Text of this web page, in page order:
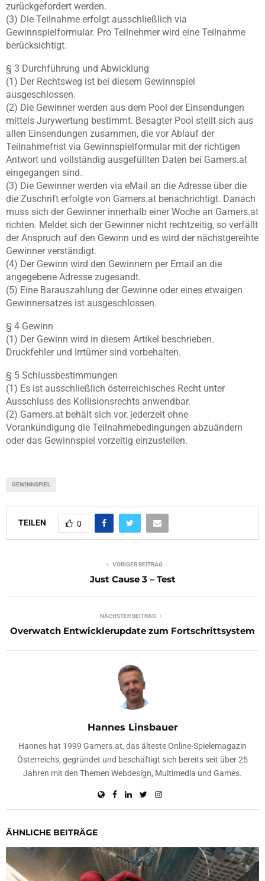
zurückgefordert werden.
(3) Die Teilnahme erfolgt ausschließlich via
Gewinnspielformular. Pro Teilnehmer wird eine Teilnahme
berücksichtigt.
§ 3 Durchführung und Abwicklung
(1) Der Rechtsweg ist bei diesem Gewinnspiel
ausgeschlossen.
(2) Die Gewinner werden aus dem Pool der Einsendungen
mittels Jurywertung bestimmt. Besagter Pool stellt sich aus
allen Einsendungen zusammen, die vor Ablauf der
Teilnahmefrist via Gewinnspielformular mit der richtigen
Antwort und vollständig ausgefüllten Daten bei Gamers.at
eingegangen sind.
(3) Die Gewinner werden via eMail an die Adresse über die
die Zuschrift erfolgte von Gamers.at benachrichtigt. Danach
muss sich der Gewinner innerhalb einer Woche an Gamers.at
richten. Meldet sich der Gewinner nicht rechtzeitig, so verfällt
der Anspruch auf den Gewinn und es wird der nächstgereihte
Gewinner verständigt.
(4) Der Gewinn wird den Gewinnern per Email an die
angegebene Adresse zugesandt.
(5) Eine Barauszahlung der Gewinne oder eines etwaigen
Gewinnersatzes ist ausgeschlossen.
§ 4 Gewinn
(1) Der Gewinn wird in diesem Artikel beschrieben.
Druckfehler und Irrtümer sind vorbehalten.
§ 5 Schlussbestimmungen
(1) Es ist ausschließlich österreichisches Recht unter
Ausschluss des Kollisionsrechts anwendbar.
(2) Gamers.at behält sich vor, jederzeit ohne
Vorankündigung die Teilnahmebedingungen abzuändern
oder das Gewinnspiel vorzeitig einzustellen.
GEWINNSPIEL
TEILEN 0
VORIGER BEITRAG
Just Cause 3 – Test
NÄCHSTER BEITRAG
Overwatch Entwicklerupdate zum Fortschrittsystem
Hannes Linsbauer
Hannes hat 1999 Gamers.at, das älteste Online-Spielemagazin
Österreichs, gegründet und beschäftigt sich bereits seit über 25
Jahren mit den Themen Webdesign, Multimedia und Games.
ÄHNLICHE BEITRÄGE